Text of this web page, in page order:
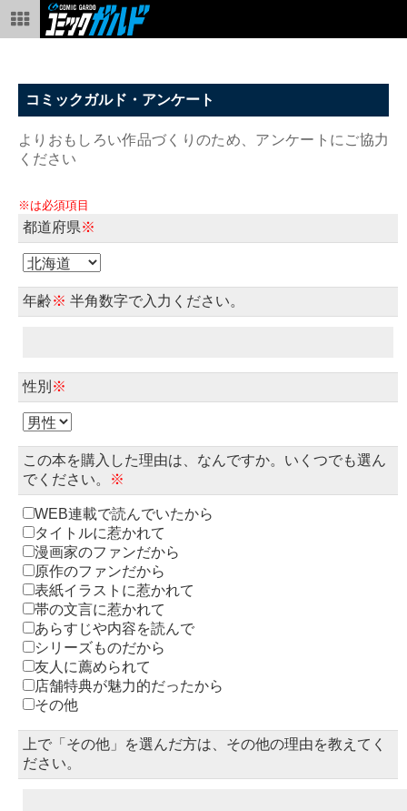
コミックガルド・アンケート
よりおもしろい作品づくりのため、アンケートにご協力
ください
※は必須項目
都道府県※
年齢※ 半角数字で入力ください。
性別 ※
この本を購入した理由は、なんですか。いくつでも選ん
でください。
※
WEB連載で読んでいたから
タイトルに惹かれて
漫画家のファンだから
原作のファンだから
表紙イラストに惹かれて
帯の文言に惹かれて
あらすじや内容を読んで
シリーズものだから
友人に薦められて
店舗特典が魅力的だったから
その他
上で「その他」を選んだ方は、その他の理由を教えてく
ださい。